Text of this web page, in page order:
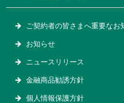
ご契約者の皆さまへ重要なお
お知らせ
ニュースリリース
金融商品勧誘方針
個人情報保護方針